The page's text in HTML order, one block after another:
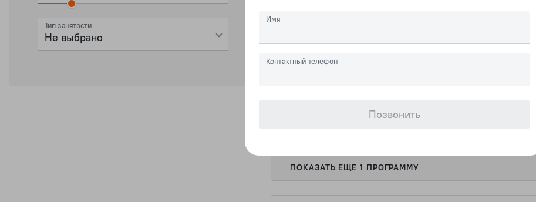
Тип занятости
Не выбрано
Семейная ипотека, ПВ от 20,01, ставка
1 437 016 ₽
ПОКАЗАТЬ ЕЩЕ 1 ПРОГРАММУ
Имя
Контактный телефон
Позвонить